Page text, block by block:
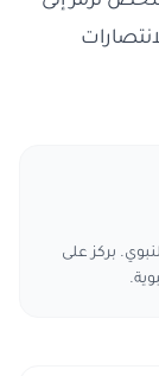
بركز على